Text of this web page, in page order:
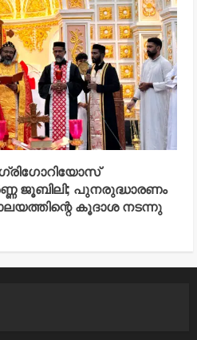
ജൂബിലി; പുനരുദ്ധാരണം
കൂദാശ നടന്നു